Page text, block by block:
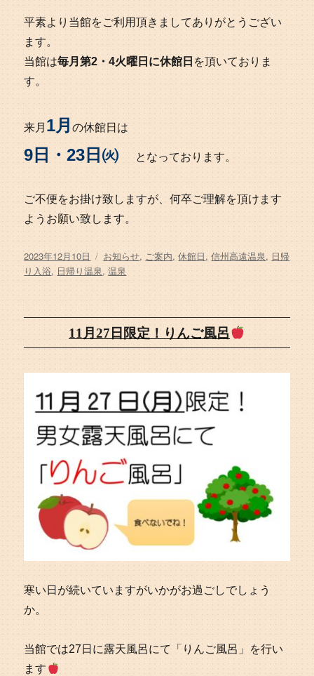
平素より当館をご利用頂きましてありがとうござい
ます。
当館は毎月第2・4火曜日に休館日 を頂いておりま
す。
来月1月の休館日は
9日・23日㈫ となっております。
ご不便をお掛け致しますが、何卒ご理解を頂けます
ようお願い致します。
投
稿
日:
2023年12月10日
タ
グ
お知らせ, ご案内,休館日,信州高遠温泉, 日帰
り入浴, 日帰り温泉,温泉
11月27日限定！りんご風呂
寒い日が続いていますがいかがお過ごしでしょう
か。
当館では27日に露天風呂にて「りんご風呂」を行い
ます